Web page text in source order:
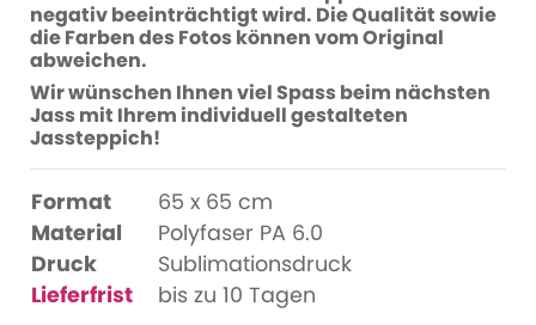
negativ beeinträchtigt wird. Die Qualität sowie
die Farben des Fotos können vom Original
abweichen.
Wir wünschen Ihnen viel Spass beim nächsten
Jass mit Ihrem individuell gestalteten
Jassteppich!
Format
65 x 65 cm
Material
Polyfaser PA 6.0
Druck
Sublimationsdruck
Lieferfrist
bis zu 10 Tagen